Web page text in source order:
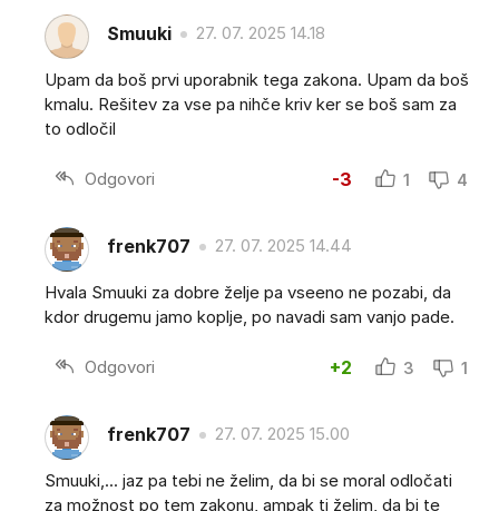
Smuuki 27. 07. 2025 14.18
Upam da boš prvi uporabnik tega zakona. Upam da boš
kmalu. Rešitev za vse pa nihče kriv ker se boš sam za
to odločil
Odgovori -3 1 4
frenk707 27. 07. 2025 14.44
Hvala Smuuki za dobre želje pa vseeno ne pozabi, da
kdor drugemu jamo koplje, po navadi sam vanjo pade.
Odgovori +2 3 1
frenk707 27. 07. 2025 15.00
Smuuki,... jaz pa tebi ne želim, da bi se moral odločati
za možnost po tem zakonu, ampak ti želim, da bi te